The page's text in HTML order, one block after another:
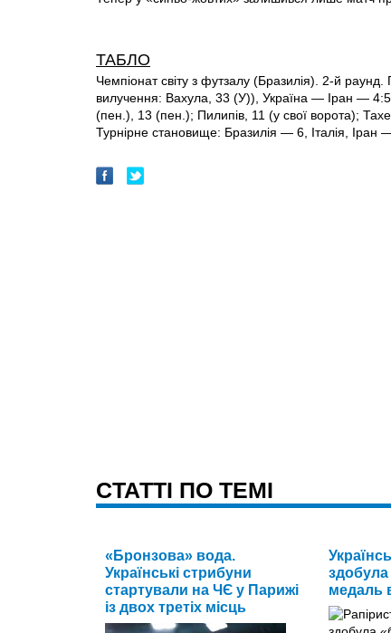
ТАБЛО
Чемпіонат світу з футзалу (Бразилія). 2-й
вилучення: Вахула, 33 (У)), Україна — Іран —
(пен.), 13 (пен.); Пилипів, 11 (у свої ворота);
Турнірне становище: Бразилія — 6, Італія, Іран
CТАТТІ ПО ТЕМІ
«Бронзова» вода.
Українські стрибуни
стартували на ЧЄ у Парижі
із двох третіх місць
здобула
медаль